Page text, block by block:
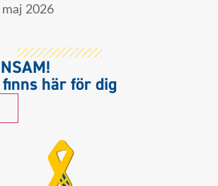
maj 2026
här för dig